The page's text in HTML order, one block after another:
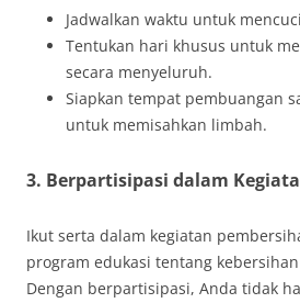
Jadwalkan waktu untuk
Tentukan hari khusus untuk
secara menyeluruh.
Siapkan tempat pembuangan
untuk memisahkan limbah.
3. Berpartisipasi dalam
Ikut serta dalam kegiatan
program edukasi tentang
Dengan berpartisipasi, Anda tidak